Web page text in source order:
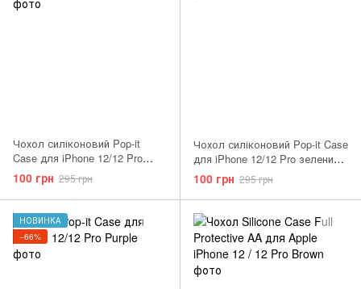
Чохол силіконовий Pop-it
Case для iPhone 12/12 Pro
синій Dark Blue
100 грн 295 грн
Чохол силіконовий Pop-it Case
для iPhone 12/12 Pro зелений
Green
100 грн 295 грн
НОВИНКА
−66%